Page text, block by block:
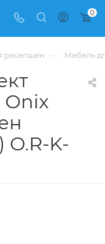
0
ресепшен — Мебель
O.R-K-